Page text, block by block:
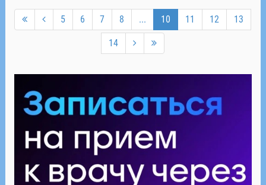
5 6 7 8 ... 10 11 12 13
14